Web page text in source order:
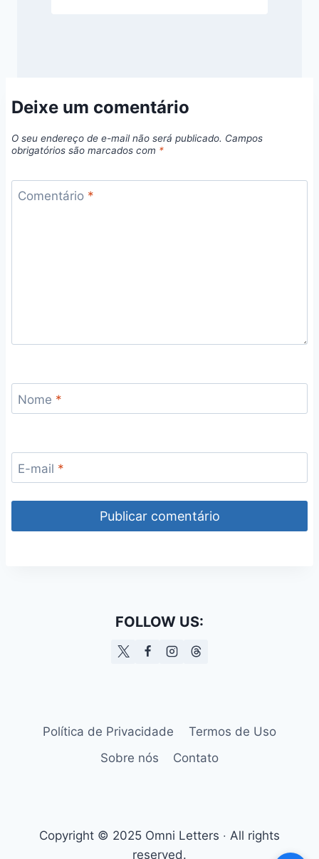
Deixe um comentário
O seu endereço de e-mail não será publicado. Campos
obrigatórios são marcados com *
Comentário *
Nome *
E-mail *
FOLLOW US:
Política de Privacidade
Termos de Uso
Sobre nós
Contato
Copyright © 2025 Omni Letters ‧ All rights
reserved.